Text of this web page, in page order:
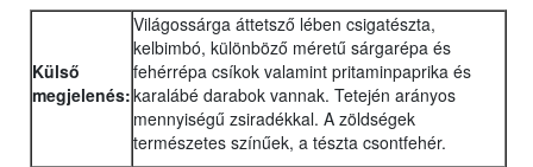
Külső
megjelenés:
Világossárga áttetsző lében csigatészta,
kelbimbó, különböző méretű sárgarépa és
fehérrépa csíkok valamint pritaminpaprika és
karalábé darabok vannak. Tetején arányos
mennyiségű zsiradékkal. A zöldségek
természetes színűek, a tészta csontfehér.